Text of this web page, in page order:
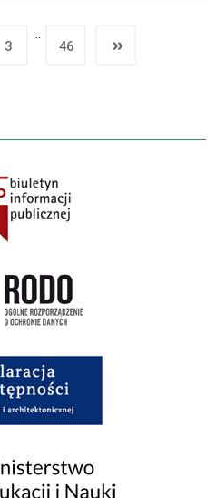
3 46